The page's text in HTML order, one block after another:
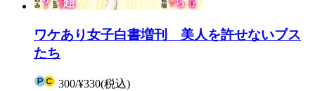
ワケあり女子白書増刊 美人を許せないブス
たち
300/¥330(税込)